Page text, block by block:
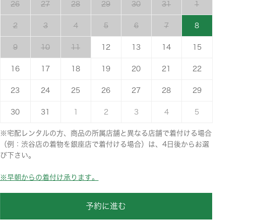
26 27 28 29 30 31 1
2 3 4 5 6 7 8
9 10 11 12 13 14 15
16 17 18 19 20 21 22
23 24 25 26 27 28 29
30 31 2 3 4 5
※宅配レンタルの方、商品の所属店舗と異なる店舗で着付ける場合
（例：渋谷店の着物を銀座店で着付ける場合）は、4日後からお選
び下さい。
※早朝からの着付け承ります。
予約に進む